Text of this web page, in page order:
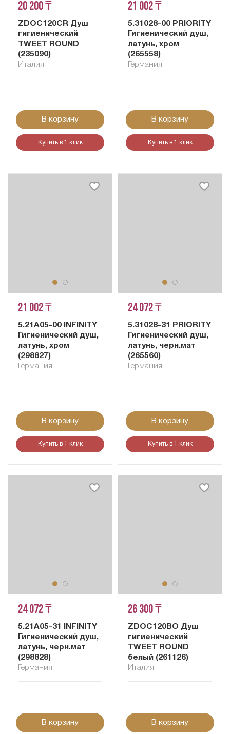
20 200 ₸
ZDOC120CR Душ
гигиенический
TWEET ROUND
(235090)
Италия
В корзину
Купить в 1 клик
21 002 ₸
5.31028-00 PRIORITY
Гигиенический душ,
латунь, хром
(265558)
Германия
В корзину
Купить в 1 клик
21 002 ₸
5.21A05-00 INFINITY
Гигиенический душ,
латунь, хром
(298827)
Германия
В корзину
Купить в 1 клик
24 072 ₸
5.31028-31 PRIORITY
Гигиенический душ,
латунь, черн.мат
(265560)
Германия
В корзину
Купить в 1 клик
24 072 ₸
5.21A05-31 INFINITY
Гигиенический душ,
латунь, черн.мат
(298828)
Германия
В корзину
26 300 ₸
ZDOC120BO Душ
гигиенический
TWEET ROUND
белый (261126)
Италия
В корзину